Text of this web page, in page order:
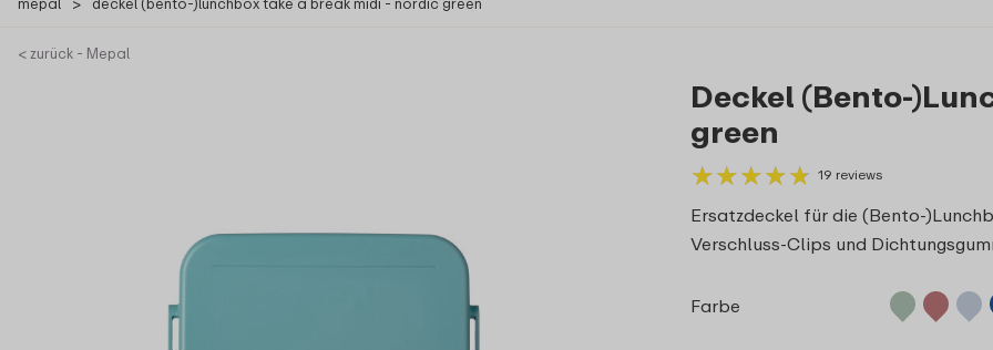
< zurück - Mepal
Deckel (Bento-
green
★★★★★
★★★★★ 19 reviews
Ersatzdeckel für die (Bento-
Verschluss-Clips und
Farbe